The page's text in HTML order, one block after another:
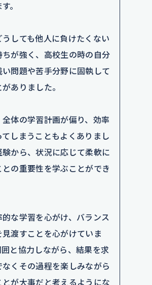
。
しても他人に負けたくない
ちが強く、高校生の時の自分
い問題や苦手分野に固執して
ありました。
全体の学習計画が偏り、効率
しまうこともよくありまし
験から、状況に応じて柔軟に
の重要性を学ぶことができ
な学習を心がけ、バランス
見渡すことを心がけていま
と協力しながら、結果を求
なくその過程を楽しみながら
とが大事だと考えるようにな